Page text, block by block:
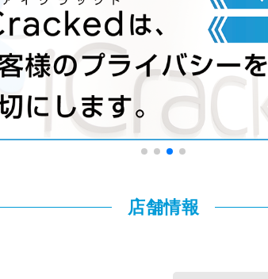
店舗情報